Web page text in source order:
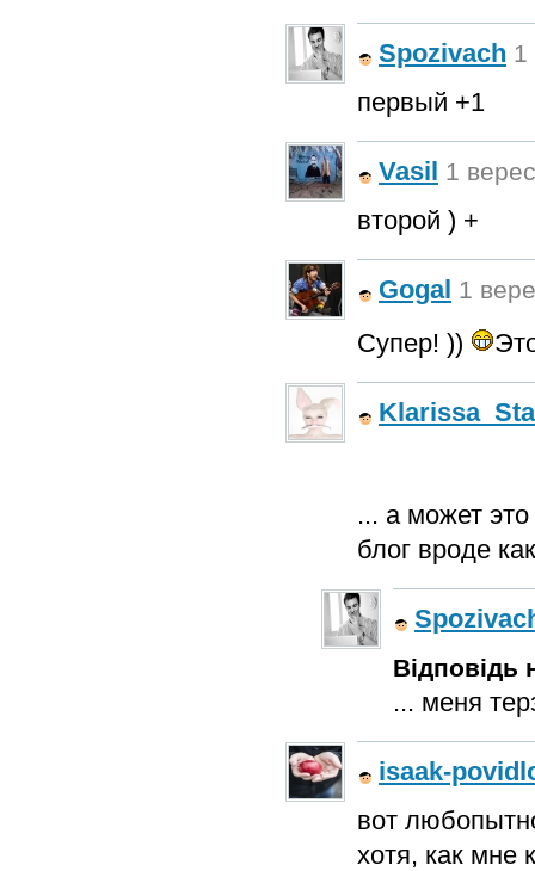
Spozivach 1
первый +1
Vasil 1
второй ) +
Gogal 1
Супер! ))
... а может
блог вроде
Відповідь
... меня
isaak-
вот
хотя, как мне